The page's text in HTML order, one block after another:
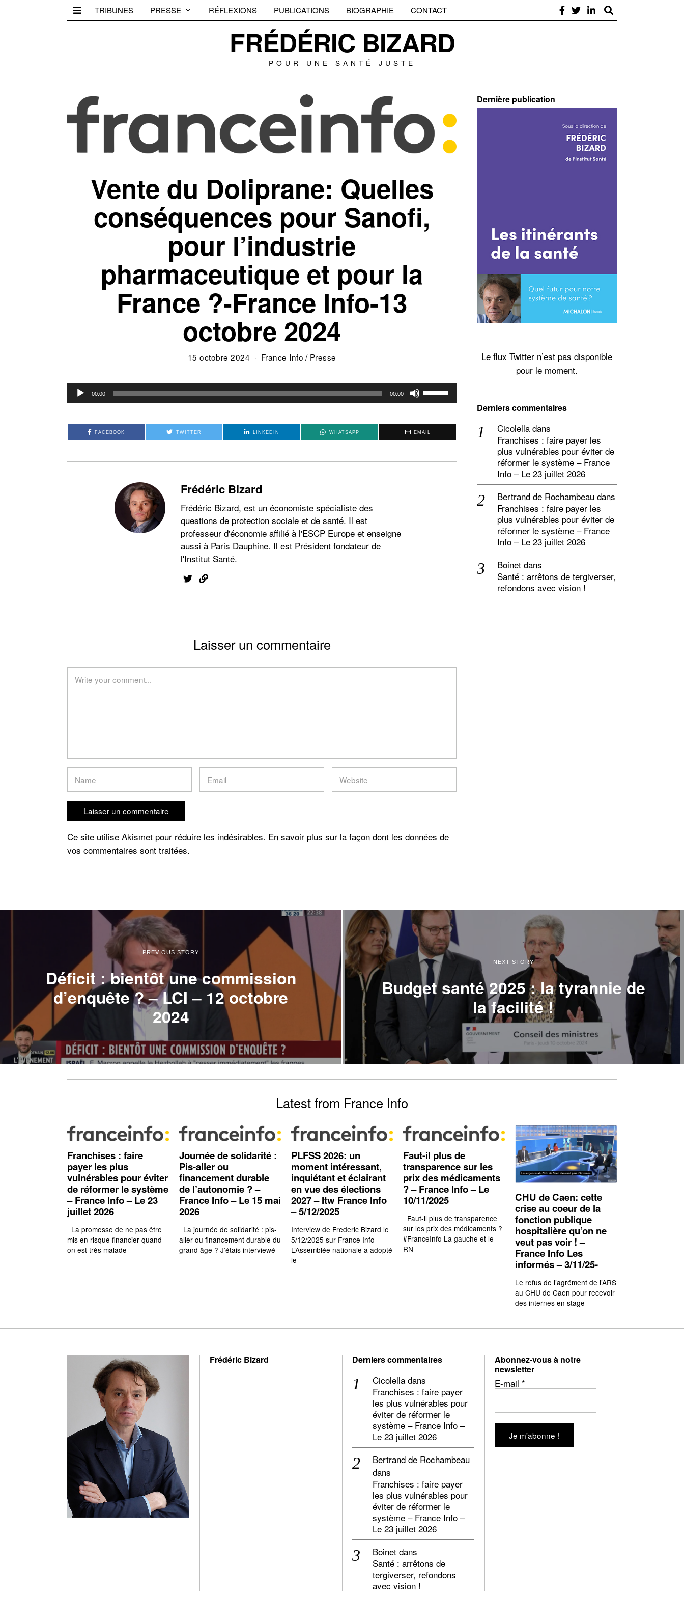
TRIBUNES PRESSE RÉFLEXIONS PUBLICATIONS BIOGRAPHIE CONTACT
FRÉDÉRIC BIZARD
POUR UNE SANTÉ JUSTE
Vente du Doliprane: Quelles
conséquences pour Sanofi,
pour l’industrie
pharmaceutique et pour la
France ?-France Info-13
octobre 2024
15 octobre 2024 France Info / Presse
Lecteur
audio
00:00 00:00
Utilisez
les
haut/bas
FACEBOOK TWITTER LINKEDIN WHATSAPP EMAIL
Frédéric Bizard
Frédéric Bizard, est un économiste spécialiste des
questions de protection sociale et de santé. Il est
professeur d'économie affilié à l'ESCP Europe et enseigne
aussi à Paris Dauphine. Il est Président fondateur de
l'Institut Santé.
Laisser un commentaire
Ce site utilise Akismet pour réduire les indésirables. En savoir plus sur la façon dont les données de
vos commentaires sont traitées.
Dernière publication
Le flux Twitter n’est pas disponible
pour le moment.
Derniers commentaires
Cicolella dans
Franchises : faire payer les
plus vulnérables pour éviter de
réformer le système – France
Info – Le 23 juillet 2026
Bertrand de Rochambeau dans
Franchises : faire payer les
plus vulnérables pour éviter de
réformer le système – France
Info – Le 23 juillet 2026
Boinet dans
Santé : arrêtons de tergiverser,
refondons avec vision !
PREVIOUS STORY
Déficit : bientôt une commission
d’enquête ? – LCI – 12 octobre
2024
NEXT STORY
Budget santé 2025 : la tyrannie de
la facilité !
Latest from France Info
Franchises : faire
payer les plus
vulnérables pour éviter
de réformer le système
– France Info – Le 23
juillet 2026
La promesse de ne pas être
mis en risque financier quand
on est très malade
Journée de solidarité :
Pis-aller ou
financement durable
de l’autonomie ? –
France Info – Le 15 mai
2026
La journée de solidarité : pis-
aller ou financement durable du
grand âge ? J’étais interviewé
PLFSS 2026: un
moment intéressant,
inquiétant et éclairant
en vue des élections
2027 – Itw France Info
– 5/12/2025
Interview de Frederic Bizard le
5/12/2025 sur France Info
L’Assemblée nationale a adopté
le
Faut-il plus de
transparence sur les
prix des médicaments
? – France Info – Le
10/11/2025
Faut-il plus de transparence
sur les prix des médicaments ?
#FranceInfo La gauche et le
RN
CHU de Caen: cette
crise au coeur de la
fonction publique
hospitalière qu’on ne
veut pas voir ! –
France Info Les
informés – 3/11/25-
Le refus de l’agrément de l’ARS
au CHU de Caen pour recevoir
des internes en stage
Frédéric Bizard Derniers commentaires
Cicolella dans
Franchises : faire payer
les plus vulnérables pour
éviter de réformer le
système – France Info –
Le 23 juillet 2026
Bertrand de Rochambeau
dans
Franchises : faire payer
les plus vulnérables pour
éviter de réformer le
système – France Info –
Le 23 juillet 2026
Boinet dans
Santé : arrêtons de
tergiverser, refondons
avec vision !
Abonnez-vous à notre
newsletter
E-mail *